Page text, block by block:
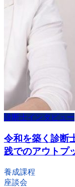
診断士インタビュー
令和を築く診断
践でのアウトプ
養成課程
座談会